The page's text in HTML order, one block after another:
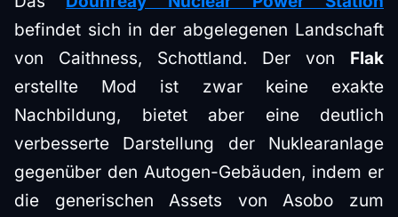
befindet sich in der abgelegenen Landschaft
von Caithness, Schottland. Der von Flak
erstellte Mod ist zwar keine exakte
Nachbildung, bietet aber eine deutlich
verbesserte Darstellung der Nuklearanlage
gegenüber den Autogen-Gebäuden, indem er
die generischen Assets von Asobo zum